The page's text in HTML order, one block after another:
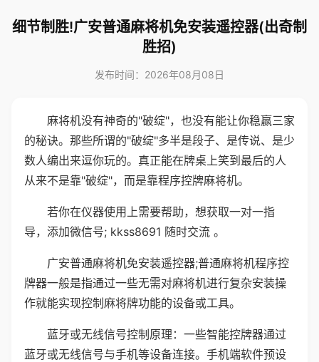
细节制胜!广安普通麻将机免安装遥控器(出奇制
胜招)
发布时间：2026年08月08日
麻将机没有神奇的"破绽"，也没有能让你稳赢三家
的秘诀。那些所谓的"破绽"多半是段子、是传说、是少
数人编出来逗你玩的。真正能在牌桌上笑到最后的人
从来不是靠"破绽"，而是靠程序控牌麻将机。
若你在仪器使用上需要帮助，想获取一对一指
导，添加微信号; kkss8691 随时交流 。
广安普通麻将机免安装遥控器;普通麻将机程序控
牌器一般是指通过一些无需对麻将机进行复杂安装操
作就能实现控制麻将牌功能的设备或工具。
蓝牙或无线信号控制原理：一些智能控牌器通过
蓝牙或无线信号与手机等设备连接。手机端软件预设